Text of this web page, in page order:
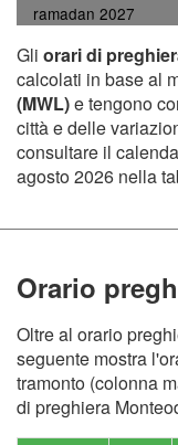
ramadan 2027
Gli orari di
calcolati in base al
(MWL)e tengono
città e delle
consultare il
agosto 2026 nella
Orario
Oltre al orario
seguente mostra
tramonto (colonna
di preghiera